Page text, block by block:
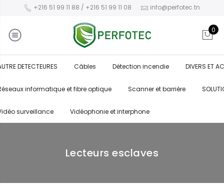
+216 51 99 11 88 / +216 51 99 11 08 info@perfotec.tn
0
DETECTEURES Câbles Détection incendie DIVERS ET
informatique et fibre optique Scanner et barrière
surveillance Vidéophonie et interphone
Lecteurs esclaves